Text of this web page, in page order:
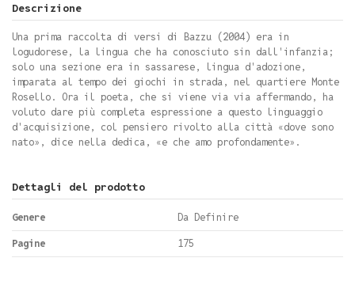
Descrizione
Una prima raccolta di versi di Bazzu (2004) era in
logudorese, la lingua che ha conosciuto sin dall'infanzia;
solo una sezione era in sassarese, lingua d'adozione,
imparata al tempo dei giochi in strada, nel quartiere Monte
Rosello. Ora il poeta, che si viene via via affermando, ha
voluto dare più completa espressione a questo linguaggio
d'acquisizione, col pensiero rivolto alla città «dove sono
nato», dice nella dedica, «e che amo profondamente».
Dettagli del prodotto
Genere
Da Definire
Pagine
175